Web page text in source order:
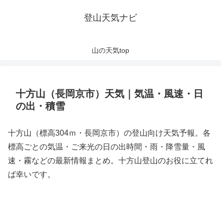
登山天気ナビ
山の天気top
十方山（長岡京市）天気｜気温・風速・日
の出・積雪
十方山（標高304ｍ・長岡京市）の登山向け天気予報。各
標高ごとの気温・ご来光の日の出時間・雨・降雪量・風
速・霧などの最新情報まとめ。十方山登山のお役に立てれ
ば幸いです。